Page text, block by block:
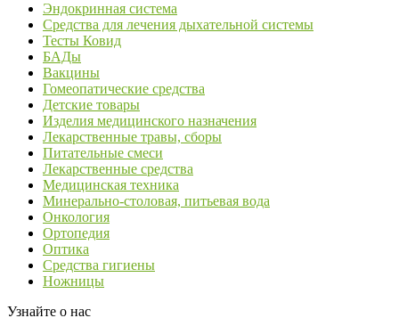
Эндокринная система
Средства для лечения дыхательной системы
Тесты Ковид
БАДы
Вакцины
Гомеопатические средства
Детские товары
Изделия медицинского назначения
Лекарственные травы, сборы
Питательные смеси
Лекарственные средства
Медицинская техника
Минерально-столовая, питьевая вода
Онкология
Ортопедия
Оптика
Средства гигиены
Ножницы
Узнайте о нас